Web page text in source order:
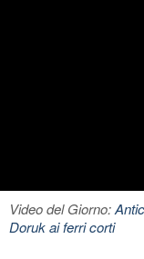
Video del Giorno:
Doruk ai ferri corti